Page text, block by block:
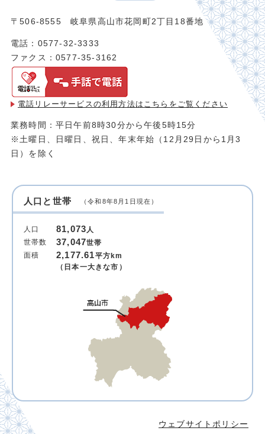
〒506-8555 岐阜県高山市花岡町2丁目18番地
電話：0577-32-3333
ファクス：0577-35-3162
電話リレーサービスの利用方法は こちらをご覧ください
業務時間：平日午前8時30分から午後5時15分
※土曜日、日曜日、祝日、年末年始（12月29日から1月3
日）を除く
人口と世帯 （令和8年8月1日現在）
人口 81,073人
世帯数
37,047世帯
面積
2,177.61平方km
（日本一大きな市）
ウェブサイトポリシー